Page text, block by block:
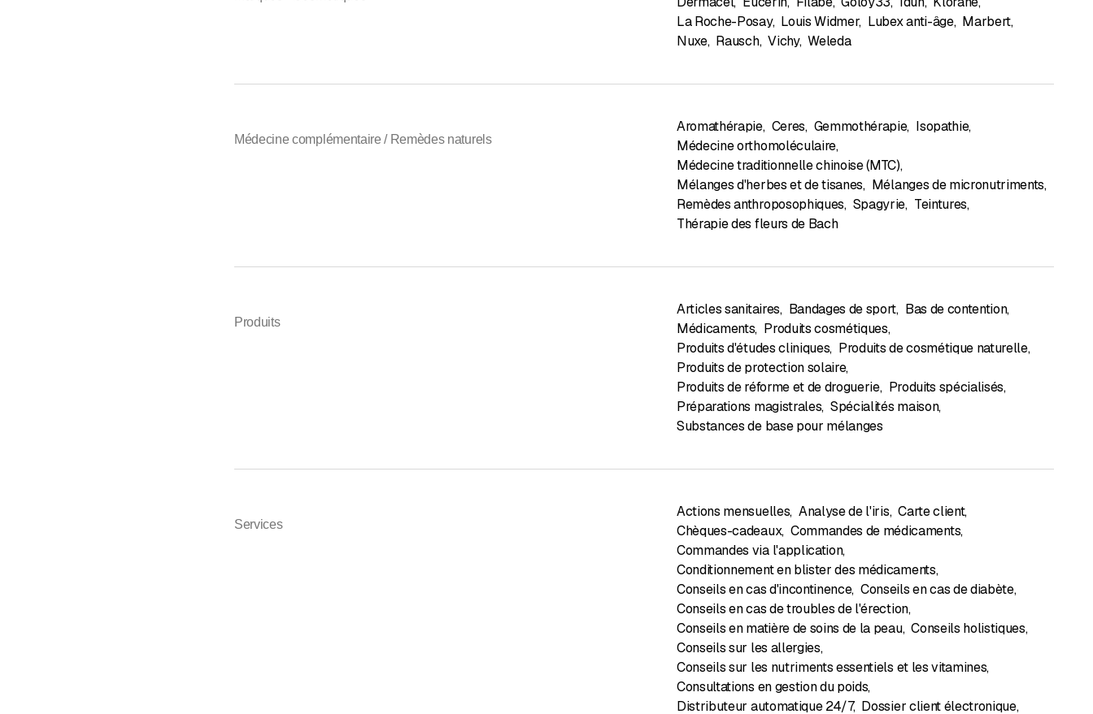
La Roche-Posay, Louis Widmer, Lubex anti-âge, Marbert,
Nuxe, Rausch, Vichy, Weleda
Médecine complémentaire / Remèdes naturels
Aromathérapie, Ceres, Gemmothérapie, Isopathie,
Médecine orthomoléculaire,
Médecine traditionnelle chinoise (MTC),
Mélanges d'herbes et de tisanes, Mélanges de micronutriments,
Remèdes anthroposophiques, Spagyrie, Teintures,
Thérapie des fleurs de Bach
Produits
Articles sanitaires, Bandages de sport, Bas de contention,
Médicaments, Produits cosmétiques,
Produits d'études cliniques, Produits de cosmétique naturelle,
Produits de protection solaire,
Produits de réforme et de droguerie, Produits spécialisés,
Préparations magistrales, Spécialités maison,
Substances de base pour mélanges
Services
Actions mensuelles, Analyse de l'iris, Carte client,
Chèques-cadeaux, Commandes de médicaments,
Commandes via l'application,
Conditionnement en blister des médicaments,
Conseils en cas d'incontinence, Conseils en cas de diabète,
Conseils en cas de troubles de l'érection,
Conseils en matière de soins de la peau, Conseils holistiques,
Conseils sur les allergies,
Conseils sur les nutriments essentiels et les vitamines,
Consultations en gestion du poids,
Distributeur automatique 24/7, Dossier client électronique,